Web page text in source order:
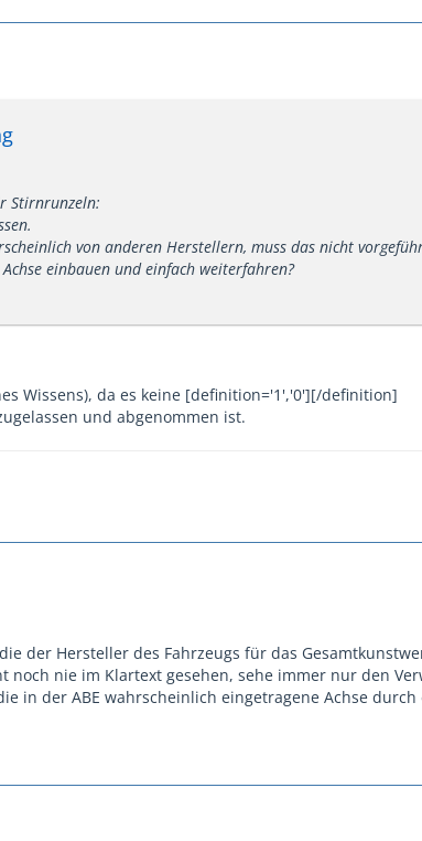
Stirnrunzeln:
von anderen Herstellern, muss das nicht
einbauen und einfach weiterfahren?
Wissens), da es keine [definition='1','0'][/definition]
und abgenommen ist.
der Hersteller des Fahrzeugs für das
noch nie im Klartext gesehen, sehe immer nur den
in der ABE wahrscheinlich eingetragene Achse